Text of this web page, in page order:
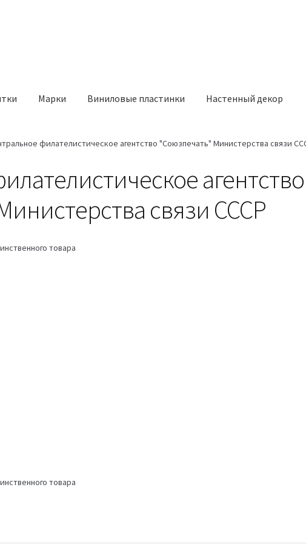
Марки Виниловые пластинки Настенный декор
филателистическое агентство "Союзпечать" Министерства связи
агентство
связи СССР
товара
товара